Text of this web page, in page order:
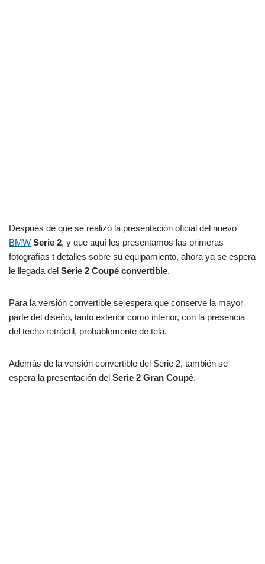
Después de que se realizó la presentación oficial del nuevo
BMW Serie 2, y que aquí les presentamos las primeras
fotografías t detalles sobre su equipamiento, ahora ya se espera
le llegada del Serie 2 Coupé convertible.
Para la versión convertible se espera que conserve la mayor
parte del diseño, tanto exterior como interior, con la presencia
del techo retráctil, probablemente de tela.
Además de la versión convertible del Serie 2, también se
espera la presentación del Serie 2 Gran Coupé.